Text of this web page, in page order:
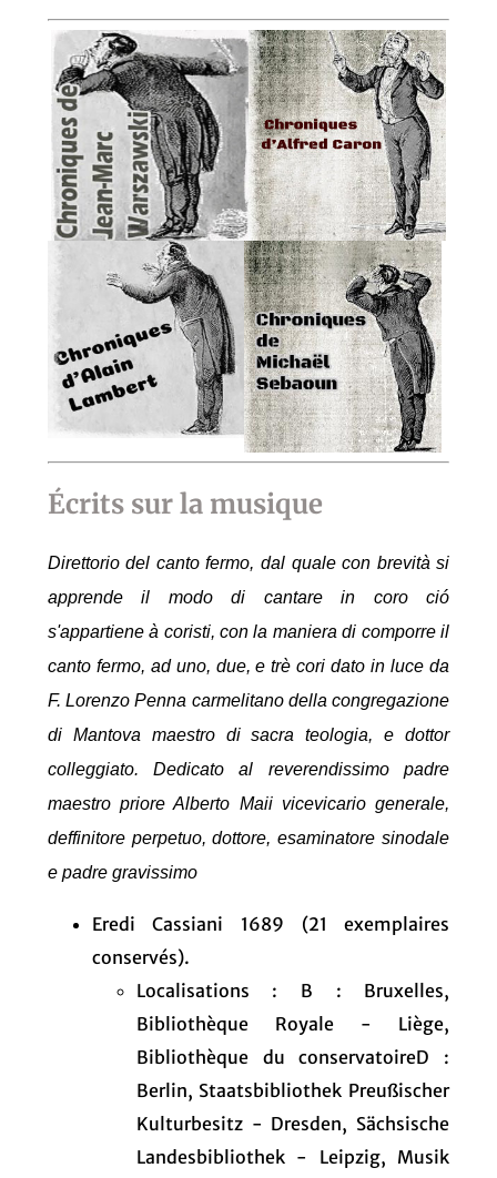
Écrits sur la musique
Direttorio del canto fermo, dal quale con brevità si
apprende il modo di cantare in coro ció
s'appartiene à coristi, con la maniera di comporre il
canto fermo, ad uno, due, e trè cori dato in luce da
F. Lorenzo Penna carmelitano della congregazione
di Mantova maestro di sacra teologia, e dottor
colleggiato. Dedicato al reverendissimo padre
maestro priore Alberto Maii vicevicario generale,
deffinitore perpetuo, dottore, esaminatore sinodale
e padre gravissimo
Eredi Cassiani 1689 (21 exemplaires
conservés).
Localisations : B : Bruxelles,
Bibliothèque Royale - Liège,
Bibliothèque du conservatoireD :
Berlin, Staatsbibliothek Preußischer
Kulturbesitz - Dresden, Sächsische
Landesbibliothek - Leipzig, Musik